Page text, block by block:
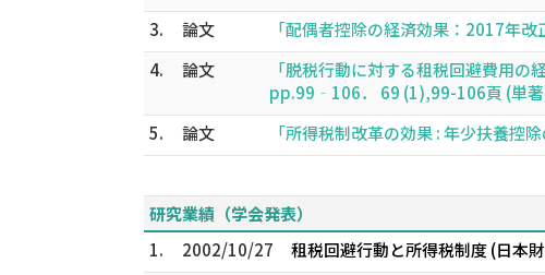
3.
論文
「配偶者控除の経済効果：2017年
4.
論文
「脱税行動に対する租税回避費用
pp.99‐106． 69 (1),99-106頁 (単
5.
論文 「所得税制改革の効果 : 年少扶養
研究業績（学会発表）
1.
2002/10/27
租税回避行動と所得税制度 (日本